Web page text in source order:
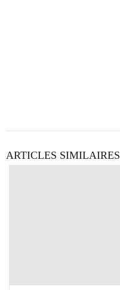
ARTICLES SIMILAIRES